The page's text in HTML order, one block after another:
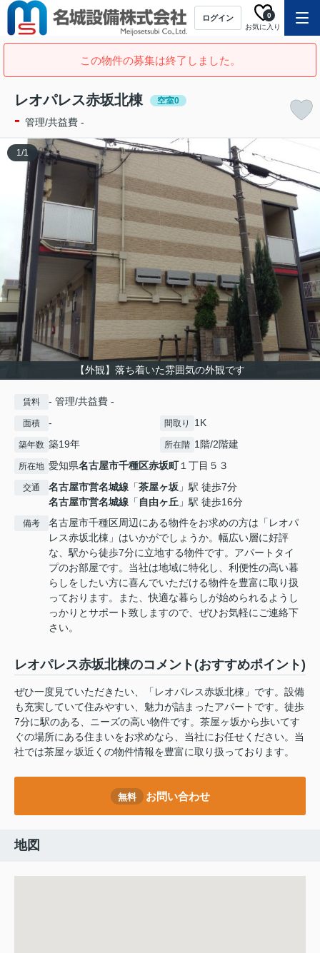
ログイン
お気に入り
0
この物件の募集は終了しました。
レオパレス赤坂北棟 空室0
- 管理/共益費 -
【外観】落ち着いた雰囲気の外観です
1/1
賃料 - 管理/共益費 -
面積 - 間取り 1K
築年数 築19年 所在階 1階/2階建
所在地 愛知県名古屋市千種区赤坂町１丁目５３
交通 名古屋市営名城線 「茶屋ヶ坂 」駅 徒歩7分
名古屋市営名城線 「 自由ヶ丘 」駅 徒歩16分
備考
名古屋市千種区周辺にある物件をお求めの方は「レオパ
レス赤坂北棟」はいかがでしょうか。幅広い層に好評
な、駅から徒歩7分に立地する物件です。アパートタイ
プのお部屋です。当社は地域に特化し、利便性の高い暮
らしをしたい方に喜んでいただける物件を豊富に取り扱
っております。また、快適な暮らしが始められるようし
っかりとサポート致しますので、ぜひお気軽にご連絡下
さい。
レオパレス赤坂北棟のコメント(おすすめポイント)
ぜひ一度見ていただきたい、「レオパレス赤坂北棟」です。設備
も充実していて住みやすい、魅力が詰まったアパートです。徒歩
7分に駅のある、ニーズの高い物件です。茶屋ヶ坂から歩いてす
ぐの場所にある住まいをお求めなら、当社にお任せください。当
社では茶屋ヶ坂近くの物件情報を豊富に取り扱っております。
無料 お問い合わせ
地図